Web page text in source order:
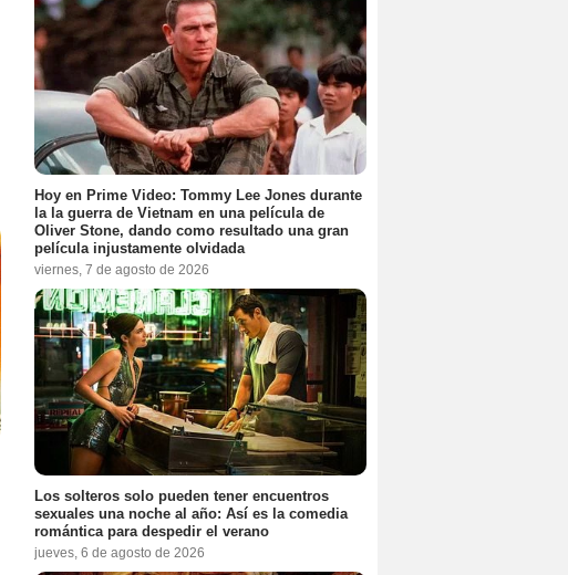
Hoy en Prime Video: Tommy Lee Jones durante
la la guerra de Vietnam en una película de
Oliver Stone, dando como resultado una gran
película injustamente olvidada
viernes, 7 de agosto de 2026
Los solteros solo pueden tener encuentros
sexuales una noche al año: Así es la comedia
romántica para despedir el verano
jueves, 6 de agosto de 2026